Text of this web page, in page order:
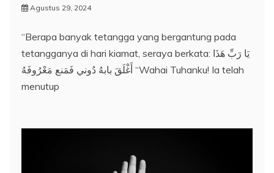
Agustus 29, 2024
“Berapa banyak tetangga yang bergantung pada
tetangganya di hari kiamat, seraya berkata: يَا رَبِّ هَذَا
أَغْلَقَ بابهُ دُوني فَمَنع مَعْرُوفَهُ “Wahai Tuhanku! Ia telah
menutup